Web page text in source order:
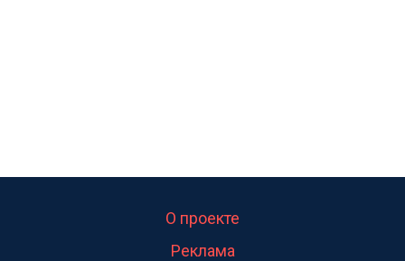
О проекте
Реклама